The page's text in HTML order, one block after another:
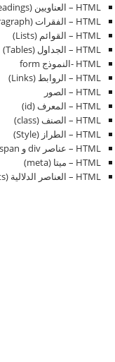
HTML – العناويين (Headings)
HTML – الفقرات (Paragraph)
HTML – القوائم (Lists)
HTML – الجداول (Tables)
HTML -النموذج form
HTML – الروابط (Links)
HTML – الصور
HTML – المعرف (id)
HTML – الصنف (class)
HTML – الطراز (Style)
HTML – عناصر div و span
HTML – ميتا (meta)
HTML – العناصر الدلالية (Semantic Elements)